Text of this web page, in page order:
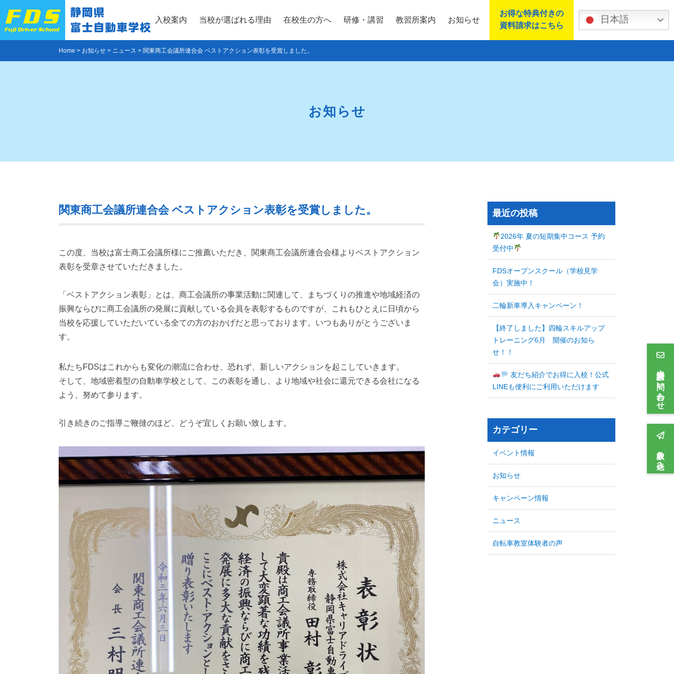
content
入校案内 当校が選ばれる理由 在校生の方へ 研修・講習 教習所案内 お知らせ
お得な特典付きの
資料請求はこちら
Home > お知らせ > ニュース > 関東商工会議所連合会 ベストアクション表彰を受賞しました。
お知らせ
関東商工会議所連合会 ベストアクション表彰を受賞しました。
この度、当校は富士商工会議所様にご推薦いただき、関東商工会議所連合会様よりベストアクション
表彰を受章させていただきました。
「ベストアクション表彰」とは、商工会議所の事業活動に関連して、まちづくりの推進や地域経済の
振興ならびに商工会議所の発展に貢献している会員を表彰するものですが、これもひとえに日頃から
当校を応援していただいている全ての方のおかげだと思っております。いつもありがとうございま
す。
私たちFDSはこれからも変化の潮流に合わせ、恐れず、新しいアクションを起こしていきます。
そして、地域密着型の自動車学校として、この表彰を通し、より地域や社会に還元できる会社になる
よう、努めて参ります。
引き続きのご指導ご鞭撻のほど、どうぞ宜しくお願い致します。
最近の投稿
2026年 夏の短期集中コース 予約
受付中
FDSオープンスクール（学校見学
会）実施中！
二輪新車導入キャンペーン！
【終了しました】四輪スキルアップ
トレーニング6月 開催のお知ら
せ！！
友だち紹介でお得に入校！公式
LINEも便利にご利用いただけます
カテゴリー
イベント情報
お知らせ
キャンペーン情報
ニュース
自転車教室体験者の声
資料請求・お問い合わせ
入校申し込み
日本語